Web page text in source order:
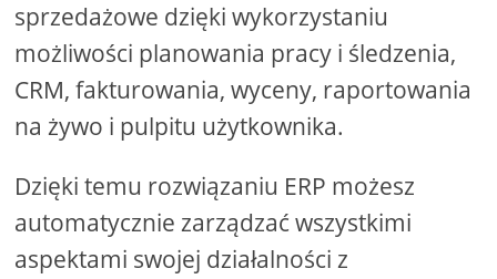
sprzedażowe dzięki wykorzystaniu
możliwości planowania pracy i śledzenia,
CRM, fakturowania, wyceny, raportowania
na żywo i pulpitu użytkownika.
Dzięki temu rozwiązaniu ERP możesz
automatycznie zarządzać wszystkimi
aspektami swojej działalności z